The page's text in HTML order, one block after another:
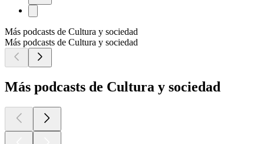
Más podcasts de Cultura y sociedad
Más podcasts de Cultura y sociedad
Más podcasts de Cultura y sociedad